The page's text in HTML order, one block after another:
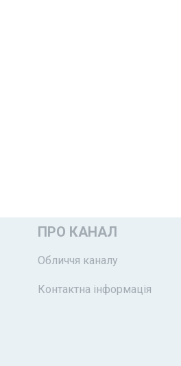
ПРО КАНАЛ
Обличчя каналу
Контактна інформація